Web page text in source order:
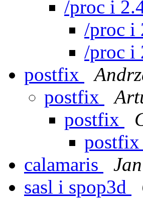
/proc i
/proc i
/proc i
postfix
postfix
postfix
postfix
calamaris
sasl i spop3d